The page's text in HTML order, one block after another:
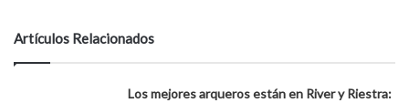
Artículos Relacionados
Los mejores arqueros están en River y Riestra: